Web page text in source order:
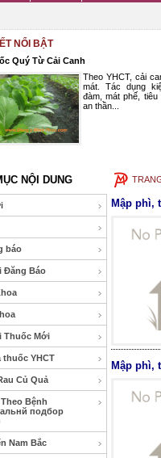
NỔI BẬT
Quý Từ Cải Canh
Theo YHCT, cải
mát. Tác dụng
đàm, mát phế, tiêu
an thần...
NỘI DUNG
báo
Đăng Báo
Thuốc Mới
thuốc YHCT
Củ Quả
Bệnh
подбор
Nam Bắc
Mập phì,
Mập phì,